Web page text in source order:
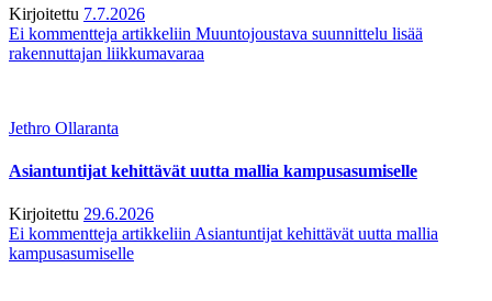
Kirjoitettu 7.7.2026
Ei kommentteja artikkeliin Muuntojoustava suunnittelu lisää
rakennuttajan liikkumavaraa
Jethro Ollaranta
Asiantuntijat kehittävät uutta mallia kampusasumiselle
Kirjoitettu 29.6.2026
Ei kommentteja artikkeliin Asiantuntijat kehittävät uutta mallia
kampusasumiselle